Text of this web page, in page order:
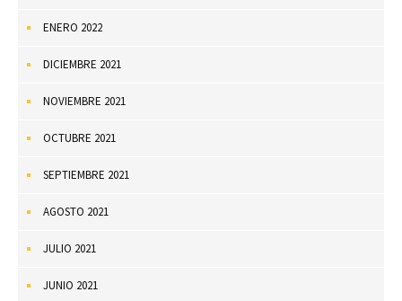
ENERO 2022
DICIEMBRE 2021
NOVIEMBRE 2021
OCTUBRE 2021
SEPTIEMBRE 2021
AGOSTO 2021
JULIO 2021
JUNIO 2021